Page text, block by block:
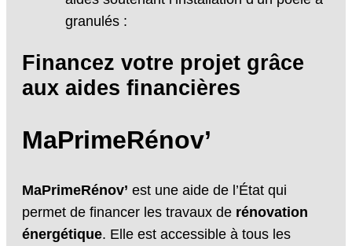
granulés :
Financez votre projet grâce
aux aides financières
MaPrimeRénov’
MaPrimeRénov’ est une aide de l’État qui
permet de financer les travaux de rénovation
énergétique. Elle est accessible à tous les